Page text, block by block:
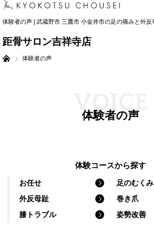
距骨サロン吉祥寺店
体験者の声
体験者の声
VO I CE
体験コースから探す
お任せ
足のむくみ
外反母趾
巻き爪
膝トラブル
姿勢改善